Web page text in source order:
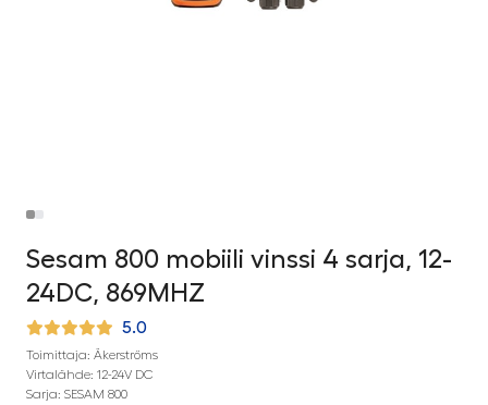
Sesam 800 mobiili vinssi 4 sarja, 12-
24DC, 869MHZ
5.0
Toimittaja: Äkerströms
Virtalähde: 12-24V DC
Sarja: SESAM 800